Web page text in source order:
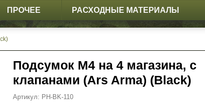
ПРОЧЕЕ РАСХОДНЫЕ МАТЕРИАЛЫ
Подсумок М4 на 4 магазина, с
клапанами (Ars Arma) (Black)
Артикул: PH-BK-110